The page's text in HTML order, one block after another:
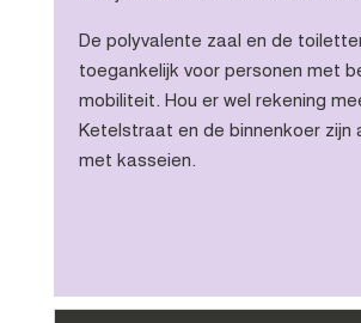
De polyvalente zaal en de
toegankelijk voor personen met
mobiliteit. Hou er wel rekening
Ketelstraat en de binnenkoer zijn
met kasseien.